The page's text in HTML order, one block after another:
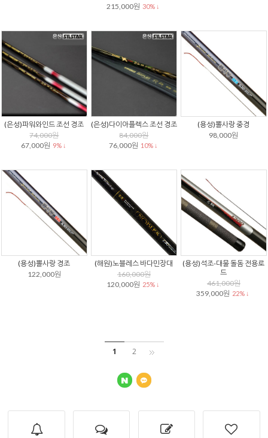
215,000원 30% ↓
(은성)파워와인드 조선 경조
74,000원
67,000원 9% ↓
(은성)다이아플렉스 조선 경조
84,000원
76,000원 10% ↓
(용성)뽈사랑 중경
98,000원
(용성)뽈사랑 경조
122,000원
(해원)노블레스 바다민장대
160,000원
120,000원 25% ↓
(용성)석조-대물 돌돔 전용로
드
461,000원
359,000원 22% ↓
1 2